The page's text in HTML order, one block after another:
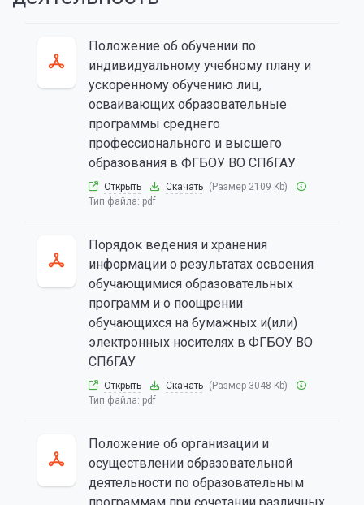
Положение об обучении по
индивидуальному учебному плану и
ускоренному обучению лиц,
осваивающих образовательные
программы среднего
профессионального и высшего
образования в ФГБОУ ВО СПбГАУ
Открыть Скачать (Размер 2109 Kb)
Тип файла: pdf
Порядок ведения и хранения
информации о результатах освоения
обучающимися образовательных
программ и о поощрении
обучающихся на бумажных и(или)
электронных носителях в ФГБОУ ВО
СПбГАУ
Открыть Скачать (Размер 3048 Kb)
Тип файла: pdf
Положение об организации и
осуществлении образовательной
деятельности по образовательным